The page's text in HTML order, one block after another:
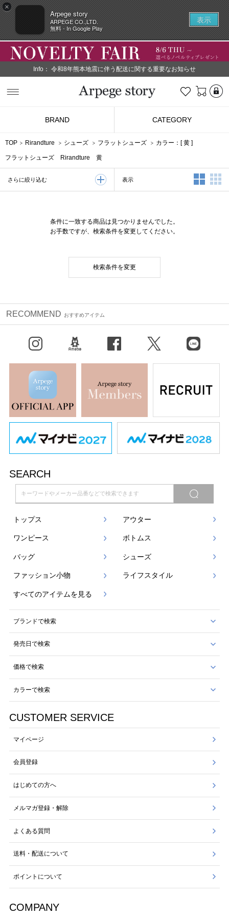
×
Arpege story
ARPEGE CO.,LTD.
無料 - In Google Play
表示
Info： 令和8年熊本地震に伴う配送に関する重要なお知らせ
お気に入り
BRAND CATEGORY
TOP Rirandture シューズ フラットシューズ カラー：[黄 ]
フラットシューズ Rirandture 黄
さらに絞り込む 表示 2列表示
条件に一致する商品は見つかりませんでした。
お手数ですが、検索条件を変更してください。
検索条件を変更
RECOMMEND おすすめアイテム
X（旧Twitter） LINE
SEARCH
トップス アウター
ワンピース ボトムス
バッグ シューズ
ファッション小物 ライフスタイル
すべてのアイテムを見る
ブランドで検索
発売日で検索
価格で検索
カラーで検索
CUSTOMER SERVICE
マイページ
会員登録
はじめての方へ
メルマガ登録・解除
よくある質問
送料・配送について
ポイントについて
COMPANY